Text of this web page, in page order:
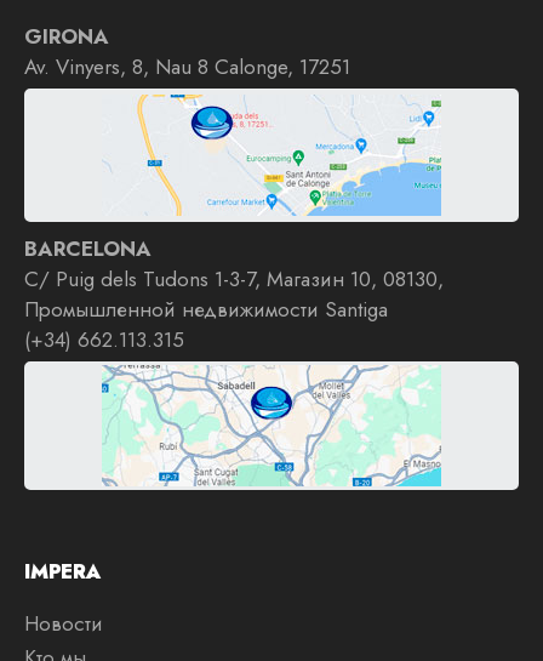
GIRONA
Av. Vinyers, 8, Nau 8 Calonge, 17251
BARCELONA
C/ Puig dels Tudons 1-3-7, Магазин 10, 08130,
Промышленной недвижимости Santiga
(+34) 662.113.315
IMPERA
Новости